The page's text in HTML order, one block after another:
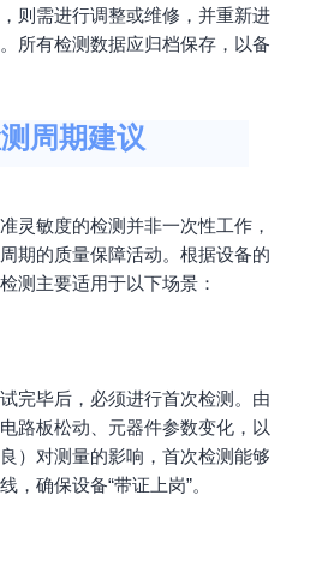
则需进行调整或维修，并重新进
所有检测数据应归档保存，以备
周期建议
灵敏度的检测并非一次性工作，
期的质量保障活动。根据设备的
测主要适用于以下场景：
完毕后，必须进行首次检测。由
路板松动、元器件参数变化，以
）对测量的影响，首次检测能够
，确保设备“带证上岗”。